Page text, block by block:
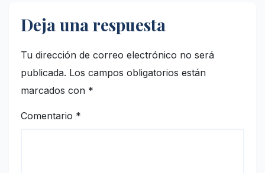
Deja una respuesta
Tu dirección de correo electrónico no será
publicada. Los campos obligatorios están
marcados con *
Comentario *